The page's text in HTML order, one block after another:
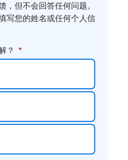
，但不会回答任何问题。
写您的姓名或任何个人信
？